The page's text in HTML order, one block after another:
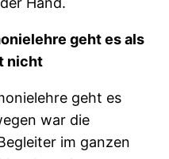
geht es als
nicht
geht es
war die
im ganzen